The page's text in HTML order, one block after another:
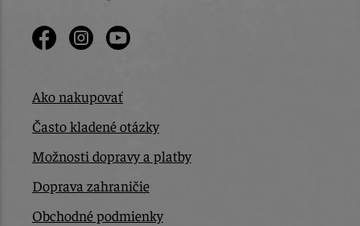
Ako nakupovať
Často kladené otázky
Možnosti dopravy a platby
Doprava zahraničie
Obchodné podmienky